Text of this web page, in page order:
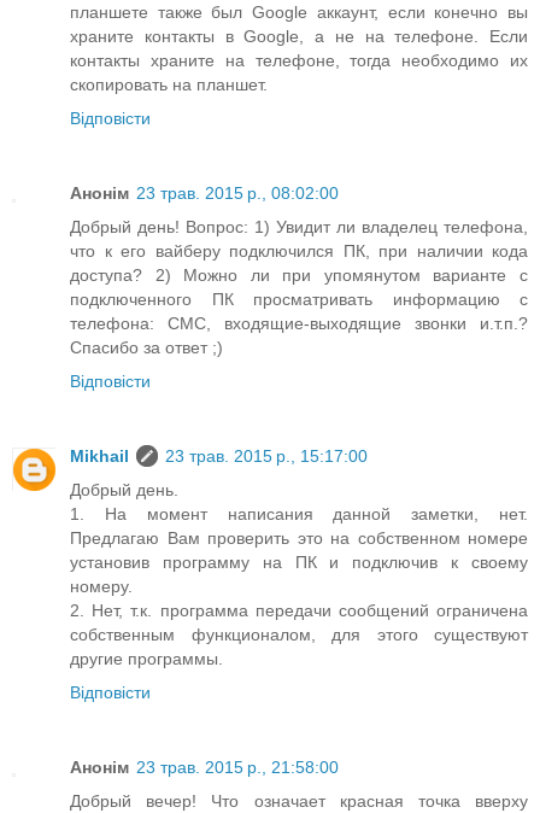
планшете также был Google аккаунт, если конечно вы
храните контакты в Google, а не на телефоне. Если
контакты храните на телефоне, тогда необходимо их
скопировать на планшет.
Відповісти
Анонім 23 трав. 2015 р., 08:02:00
Добрый день! Вопрос: 1) Увидит ли владелец телефона,
что к его вайберу подключился ПК, при наличии кода
доступа? 2) Можно ли при упомянутом варианте с
подключенного ПК просматривать информацию с
телефона: СМС, входящие-выходящие звонки и.т.п.?
Спасибо за ответ ;)
Відповісти
Mikhail
23 трав. 2015 р., 15:17:00
Добрый день.
1. На момент написания данной заметки, нет.
Предлагаю Вам проверить это на собственном номере
установив программу на ПК и подключив к своему
номеру.
2. Нет, т.к. программа передачи сообщений ограничена
собственным функционалом, для этого существуют
другие программы.
Відповісти
Анонім 23 трав. 2015 р., 21:58:00
Добрый вечер! Что означает красная точка вверху